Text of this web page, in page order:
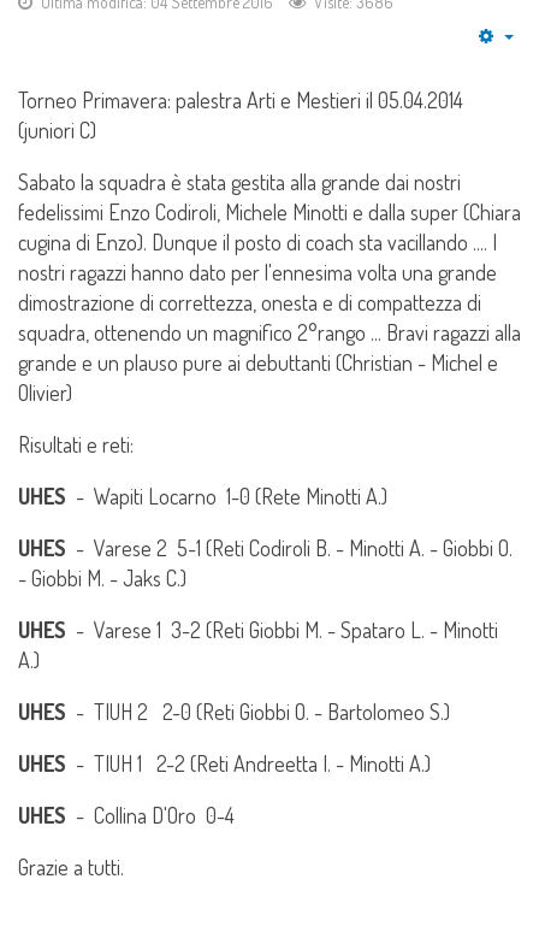
Torneo Primavera: palestra Arti e Mestieri il 05.04.2014
(juniori C)
Sabato la squadra è stata gestita alla grande dai nostri
fedelissimi Enzo Codiroli, Michele Minotti e dalla super (Chiara
cugina di Enzo). Dunque il posto di coach sta vacillando .... I
nostri ragazzi hanno dato per l'ennesima volta una grande
dimostrazione di correttezza, onesta e di compattezza di
squadra, ottenendo un magnifico 2°rango ... Bravi ragazzi alla
grande e un plauso pure ai debuttanti (Christian - Michel e
Olivier)
Risultati e reti:
UHES - Wapiti Locarno 1-0 (Rete Minotti A.)
UHES - Varese 2 5-1 (Reti Codiroli B. - Minotti A. - Giobbi O.
- Giobbi M. - Jaks C.)
UHES - Varese 1 3-2 (Reti Giobbi M. - Spataro L. - Minotti
A.)
UHES - TIUH 2 2-0 (Reti Giobbi O. - Bartolomeo S.)
UHES - TIUH 1 2-2 (Reti Andreetta I. - Minotti A.)
UHES - Collina D'Oro 0-4
Grazie a tutti.